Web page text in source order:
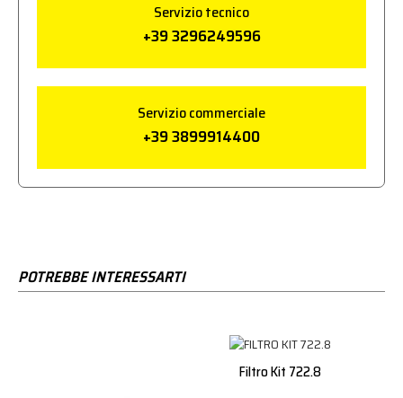
Servizio tecnico
+39 3296249596
Servizio commerciale
+39 3899914400
POTREBBE INTERESSARTI
Filtro Kit 722.8